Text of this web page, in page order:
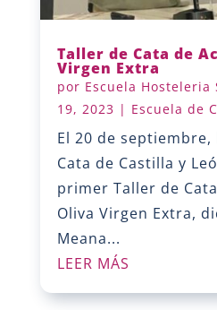
Taller de Cata de
Virgen Extra
por Escuela Hosteleria
19, 2023 | Escuela de
El 20 de septiembre,
Cata de Castilla y
primer Taller de
Oliva Virgen Extra,
Meana...
LEER MÁS